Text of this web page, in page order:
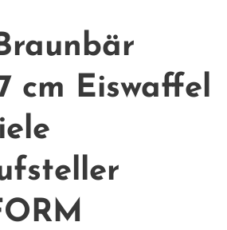
cm Eiswaffel